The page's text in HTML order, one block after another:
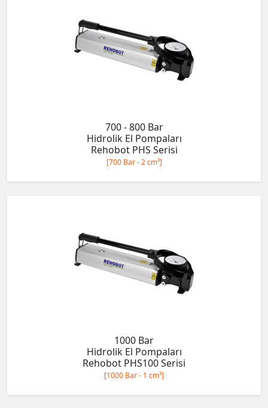
700 - 800 Bar
Hidrolik El Pompaları
Rehobot PHS Serisi
[700 Bar - 2 cm³]
1000 Bar
Hidrolik El Pompaları
Rehobot PHS100 Serisi
[1000 Bar - 1 cm³]